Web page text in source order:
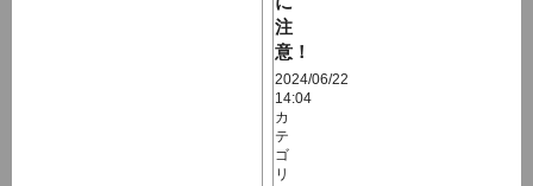
注
意！
2024/06/22
14:04
カ
テ
ゴ
リ